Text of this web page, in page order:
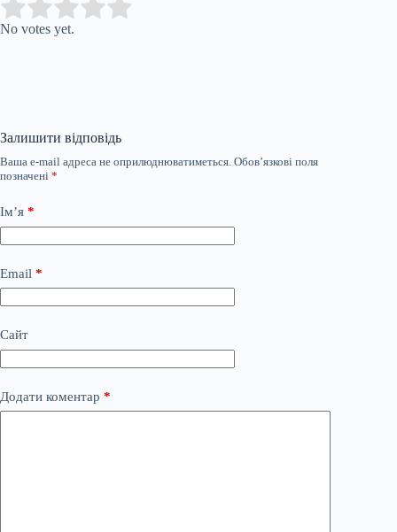
Rate this item:
No votes yet.
Залишити відповідь
Ваша e-mail адреса не оприлюднюватиметься. Обов’язкові поля
позначені *
Ім’я *
Email *
Сайт
Додати коментар *